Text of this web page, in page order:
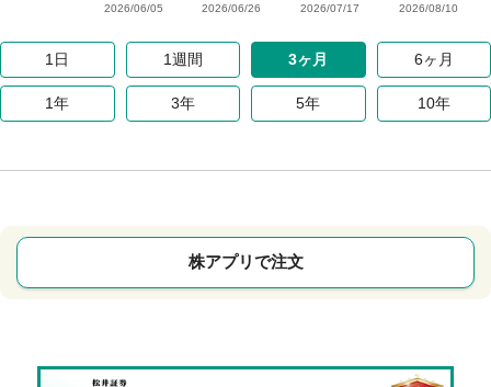
2026/08/10
2026/07/17
2026/06/26
2026/06/05
1日 1週間 3ヶ月 6ヶ月
1年 3年 5年 10年
株アプリで注文